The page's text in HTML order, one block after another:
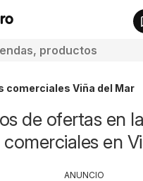
comerciales Viña del Mar
de ofertas en
en
ANUNCIO